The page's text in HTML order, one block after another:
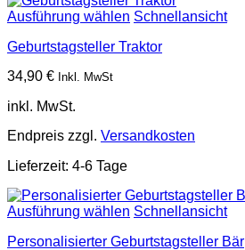
Ausführung wählen Schnellansicht
Geburtstagsteller Traktor
34,90 € Inkl. MwSt
inkl. MwSt.
Endpreis zzgl. Versandkosten
Lieferzeit: 4-6 Tage
Ausführung wählen Schnellansicht
Personalisierter Geburtstagsteller Bär